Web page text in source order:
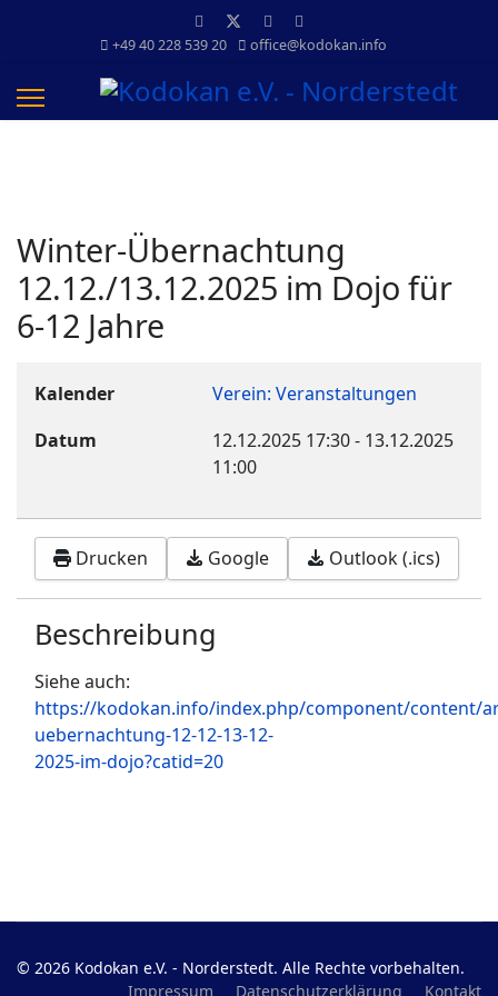
+49 40 228 539 20 office@kodokan.info
Winter-Übernachtung
12.12./13.12.2025 im Dojo für
6-12 Jahre
Kalender
Verein: Veranstaltungen
Datum
12.12.2025 17:30- 13.12.2025
11:00
Drucken Google Outlook (.ics)
Beschreibung
Siehe auch:
https://kodokan.info/index.php/component/content/
uebernachtung-12-12-13-12-
2025-im-dojo?catid=20
© 2026 Kodokan e.V. - Norderstedt. Alle Rechte vorbehalten.
Impressum
Datenschutzerklärung Kontakt